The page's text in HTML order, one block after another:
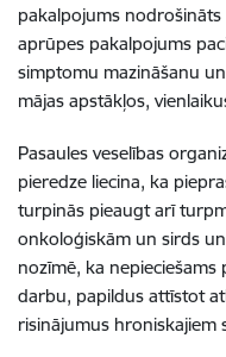
pakalpojums
aprūpes pakalpojums
simptomu mazināšanu
mājas apstākļos,
Pasaules veselības
pieredze liecina, ka
turpinās pieaugt arī
onkoloģiskām un sirds
nozīmē, ka
darbu, papildus attīstot
risinājumus hroniskajiem